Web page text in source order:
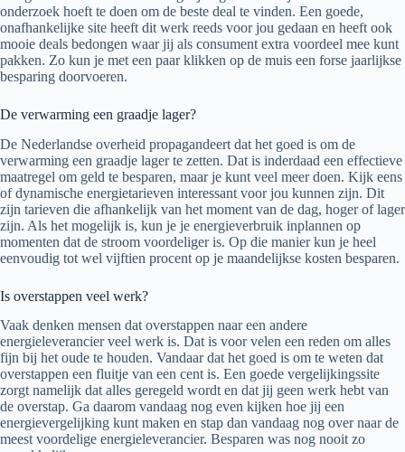
onderzoek hoeft te doen om de beste deal te vinden. Een goede,
onafhankelijke site heeft dit werk reeds voor jou gedaan en heeft ook
mooie deals bedongen waar jij als consument extra voordeel mee kunt
pakken. Zo kun je met een paar klikken op de muis een forse jaarlijkse
besparing doorvoeren.
De verwarming een graadje lager?
De Nederlandse overheid propagandeert dat het goed is om de
verwarming een graadje lager te zetten. Dat is inderdaad een effectieve
maatregel om geld te besparen, maar je kunt veel meer doen. Kijk eens
of dynamische energietarieven interessant voor jou kunnen zijn. Dit
zijn tarieven die afhankelijk van het moment van de dag, hoger of lager
zijn. Als het mogelijk is, kun je je energieverbruik inplannen op
momenten dat de stroom voordeliger is. Op die manier kun je heel
eenvoudig tot wel vijftien procent op je maandelijkse kosten besparen.
Is overstappen veel werk?
Vaak denken mensen dat overstappen naar een andere
energieleverancier veel werk is. Dat is voor velen een reden om alles
fijn bij het oude te houden. Vandaar dat het goed is om te weten dat
overstappen een fluitje van een cent is. Een goede vergelijkingssite
zorgt namelijk dat alles geregeld wordt en dat jij geen werk hebt van
de overstap. Ga daarom vandaag nog even kijken hoe jij een
energievergelijking kunt maken en stap dan vandaag nog over naar de
meest voordelige energieleverancier. Besparen was nog nooit zo